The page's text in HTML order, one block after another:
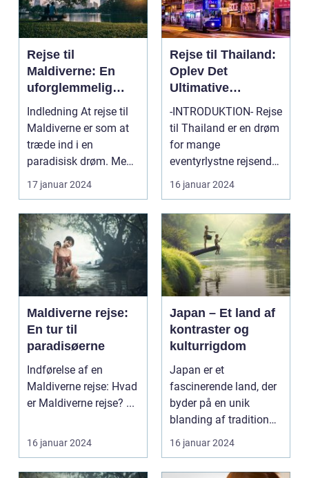
Rejse til
Maldiverne: En
uforglemmelig
oplevelse
Indledning At rejse til
Maldiverne er som at
træde ind i en
paradisisk drøm. Med
sine hvidsandstran...
17 januar 2024
Rejse til Thailand:
Oplev Det
Ultimative
Eventyrland i
Asien
-INTRODUKTION- Rejse
til Thailand er en drøm
for mange
eventyrlystne rejsende,
der længes efter at o...
16 januar 2024
Maldiverne rejse:
En tur til
paradisøerne
Indførelse af en
Maldiverne rejse: Hvad
er Maldiverne rejse? ...
16 januar 2024
Japan – Et land af
kontraster og
kulturrigdom
Japan er et
fascinerende land, der
byder på en unik
blanding af tradition
og modernitet. Fra de
fred...
16 januar 2024